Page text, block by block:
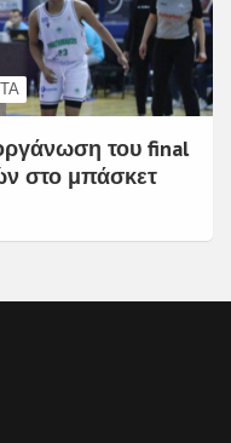
του final
στο μπάσκετ